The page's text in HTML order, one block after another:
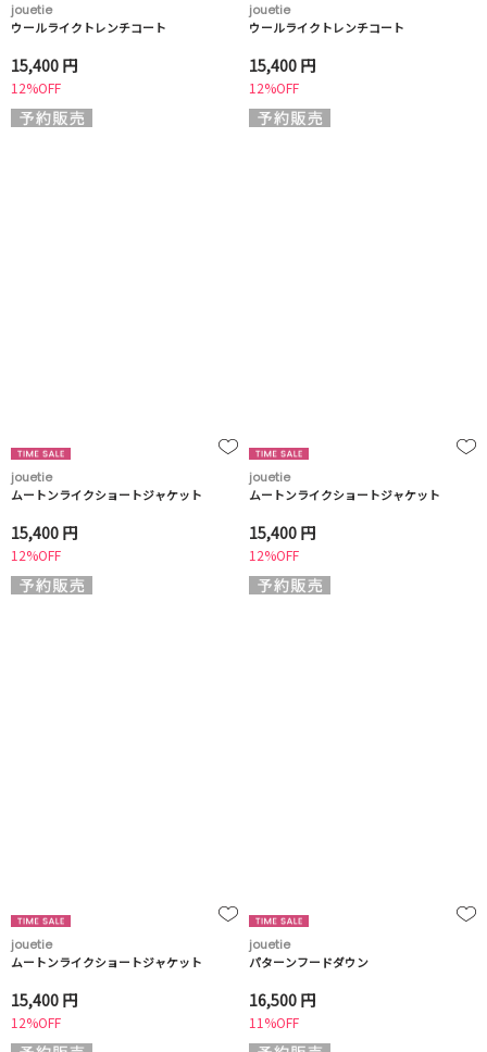
jouetie
ウールライクトレンチコート
15,400 円
12%OFF
jouetie
ウールライクトレンチコート
15,400 円
12%OFF
jouetie
ムートンライクショートジャケット
15,400 円
12%OFF
jouetie
ムートンライクショートジャケット
15,400 円
12%OFF
jouetie
ムートンライクショートジャケット
15,400 円
12%OFF
jouetie
パターンフードダウン
16,500 円
11%OFF